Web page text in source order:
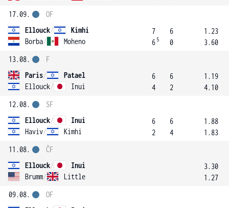
17.09.
Ellouck/
Kimhi
Borba/ Moheno
OF
7
6 5
6
0
1.23
3.60
13.08.
Paris/
Patael
Ellouck/ Inui
F
6
4
6
2
1.19
4.10
12.08.
Ellouck/
Inui
Haviv/ Kimhi
SF
6
2
6
4
1.88
1.83
11.08.
Ellouck/
Inui
Brumm/ Little
ČF
3.30
1.27
09.08.
OF